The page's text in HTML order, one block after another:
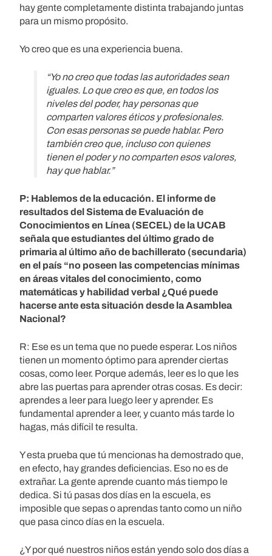
hay gente completamente distinta trabajando juntas
para un mismo propósito.
Yo creo que es una experiencia buena.
“Yo no creo que todas las autoridades sean
iguales. Lo que creo es que, en todos los
niveles del poder, hay personas que
comparten valores éticos y profesionales.
Con esas personas se puede hablar. Pero
también creo que, incluso con quienes
tienen el poder y no comparten esos valores,
hay que hablar.”
P: Hablemos de la educación. El informe de
resultados del Sistema de Evaluación de
Conocimientos en Línea (SECEL) de la UCAB
señala que estudiantes del último grado de
primaria al último año de bachillerato (secundaria)
en el país “no poseen las competencias mínimas
en áreas vitales del conocimiento, como
matemáticas y habilidad verbal ¿Qué puede
hacerse ante esta situación desde la Asamblea
Nacional?
R: Ese es un tema que no puede esperar. Los niños
tienen un momento óptimo para aprender ciertas
cosas, como leer. Porque además, leer es lo que les
abre las puertas para aprender otras cosas. Es decir:
aprendes a leer para luego leer y aprender. Es
fundamental aprender a leer, y cuanto más tarde lo
hagas, más difícil te resulta.
Y esta prueba que tú mencionas ha demostrado que,
en efecto, hay grandes deficiencias. Eso no es de
extrañar. La gente aprende cuanto más tiempo le
dedica. Si tú pasas dos días en la escuela, es
imposible que sepas o aprendas tanto como un niño
que pasa cinco días en la escuela.
¿Y por qué nuestros niños están yendo solo dos días a